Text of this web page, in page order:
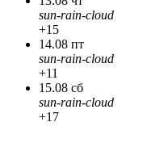
sun-rain-cloud
+15
14.08 пт
sun-rain-cloud
+11
15.08 сб
sun-rain-cloud
+17